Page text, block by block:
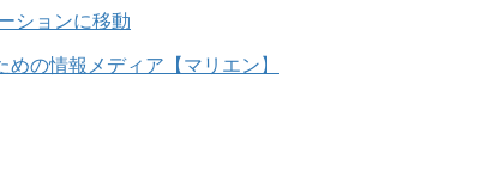
ションに移動